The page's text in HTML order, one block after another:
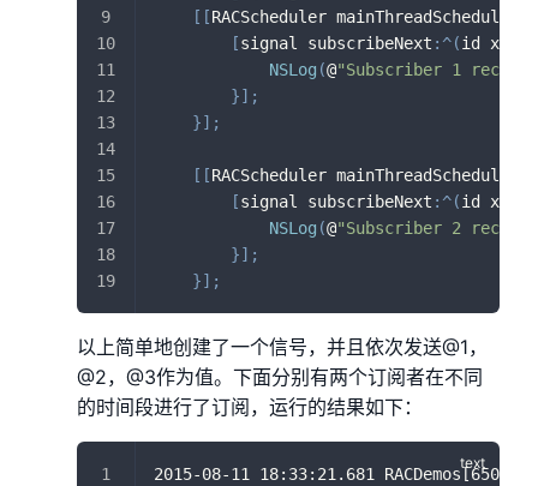
[ [RACScheduler mainThreadScheduler
[signal subscribeNext : ^(id x
NSLog (@"Subscriber 1
}] ;
}] ;
[ [RACScheduler mainThreadScheduler
[signal subscribeNext : ^(id x
NSLog (@"Subscriber 2
}] ;
}] ;
以上简单地创建了一个信号，并且依次发送@1，
@2，@3作为值。下面分别有两个订阅者在不同
的时间段进行了订阅，运行的结果如下：
2015-08-11 18:33:21.681